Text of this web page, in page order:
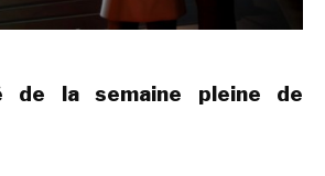
de la semaine pleine de